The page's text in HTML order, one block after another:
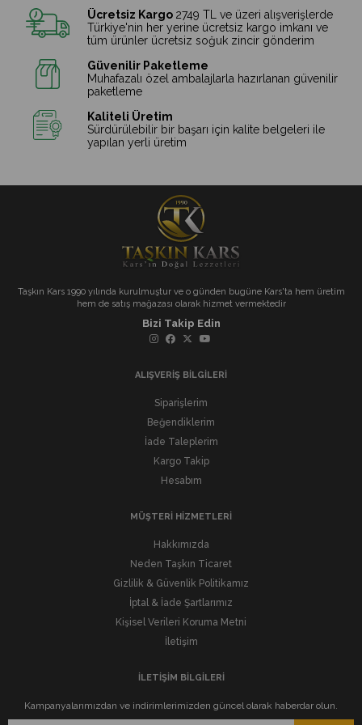
Ücretsiz Kargo 2749 TL ve üzeri alışverişlerde
Türkiye'nin her yerine ücretsiz kargo imkanı ve
tüm ürünler ücretsiz soğuk zincir gönderim
Güvenilir Paketleme
Muhafazalı özel ambalajlarla hazırlanan güvenilir
paketleme
Kaliteli Üretim
Sürdürülebilir bir başarı için kalite belgeleri ile
yapılan yerli üretim
Taşkın Kars 1990 yılında kurulmuştur ve o günden bugüne Kars'ta hem üretim
hem de satış mağazası olarak hizmet vermektedir
Bizi Takip Edin
ALIŞVERİŞ BİLGİLERİ
Siparişlerim
Beğendiklerim
İade Taleplerim
Kargo Takip
Hesabım
MÜŞTERİ HİZMETLERİ
Hakkımızda
Neden Taşkın Ticaret
Gizlilik & Güvenlik Politikamız
İptal & İade Şartlarımız
Kişisel Verileri Koruma Metni
İletişim
İLETİŞİM BİLGİLERİ
Kampanyalarımızdan ve indirimlerimizden güncel olarak haberdar olun.